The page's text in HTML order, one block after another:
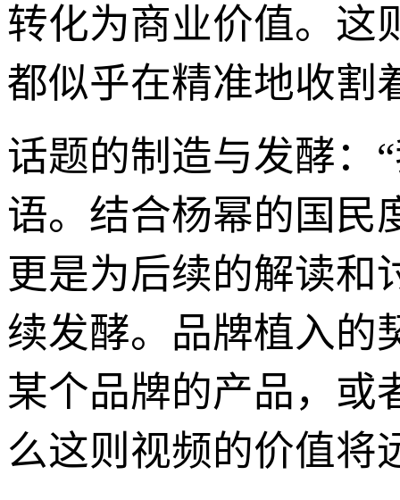
转化为商业价值。这
都似乎在精准地收割
话题的制造与发酵：
语。结合杨幂的国民
更是为后续的解读和
续发酵。品牌植入的
某个品牌的产品，或
么这则视频的价值将